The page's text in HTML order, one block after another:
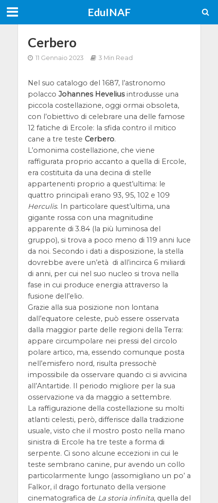
EduINAF
Cerbero
11 Gennaio 2023 3 Min Read
Nel suo catalogo del 1687, l’astronomo
polacco Johannes Heveliusintrodusse una
piccola costellazione, oggi ormai obsoleta,
con l’obiettivo di celebrare una delle famose
12 fatiche di Ercole: la sfida contro il mitico
cane a tre teste Cerbero.
L’omonima costellazione, che viene
raffigurata proprio accanto a quella di Ercole,
era costituita da una decina di stelle
appartenenti proprio a quest’ultima: le
quattro principali erano 93, 95, 102 e 109
Herculis. In particolare quest’ultima, una
gigante rossa con una magnitudine
apparente di 3.84 (la più luminosa del
gruppo), si trova a poco meno di 119 anni luce
da noi. Secondo i dati a disposizione, la stella
dovrebbe avere un’età di all’incirca 6 miliardi
di anni, per cui nel suo nucleo si trova nella
fase in cui produce energia attraverso la
fusione dell’elio.
Grazie alla sua posizione non lontana
dall’equatore celeste, può essere osservata
dalla maggior parte delle regioni della Terra:
appare circumpolare nei pressi del circolo
polare artico, ma, essendo comunque posta
nell’emisfero nord, risulta pressochè
impossibile da osservare quando ci si avvicina
all’Antartide. Il periodo migliore per la sua
osservazione va da maggio a settembre.
La raffigurazione della costellazione su molti
atlanti celesti, però, differisce dalla tradizione
usuale, visto che il mostro posto nella mano
sinistra di Ercole ha tre teste a forma di
serpente. Ci sono alcune eccezioni in cui le
teste sembrano canine, pur avendo un collo
particolarmente lungo (assomigliano un po’ a
Falkor, il drago fortunato della versione
cinematografica de La storia infinita, quella del